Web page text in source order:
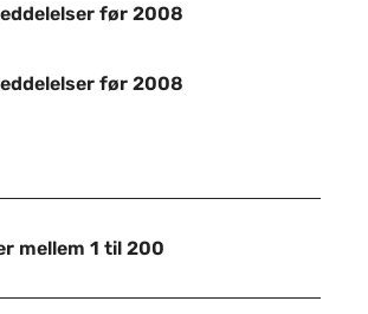
før 2008
før 2008
før 2008
mellem 1 til 200